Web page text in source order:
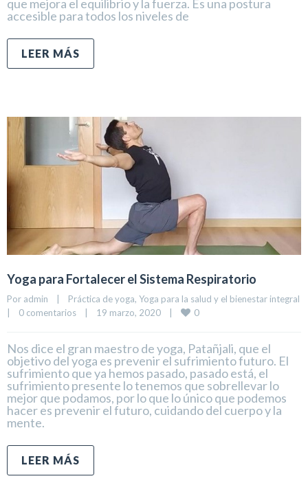
que mejora el equilibrio y la fuerza. Es una postura
accesible para todos los niveles de
LEER MÁS
Yoga para Fortalecer el Sistema Respiratorio
Por admin Práctica de yoga, Yoga para la salud y el bienestar integral
0 comentarios 19 marzo, 2020 0
Nos dice el gran maestro de yoga, Patañjali, que el
objetivo del yoga es prevenir el sufrimiento futuro. El
sufrimiento que ya hemos pasado, pasado está, el
sufrimiento presente lo tenemos que sobrellevar lo
mejor que podamos, por lo que lo único que podemos
hacer es prevenir el futuro, cuidando del cuerpo y la
mente.
LEER MÁS